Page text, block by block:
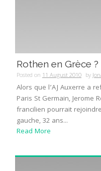
Rothen en Grèce ?
Posted on 11 August 2010 by
Alors que l’AJ Auxerre a
Paris St Germain, Jerome
francilien pourrait
gauche, 32 ans...
Read More